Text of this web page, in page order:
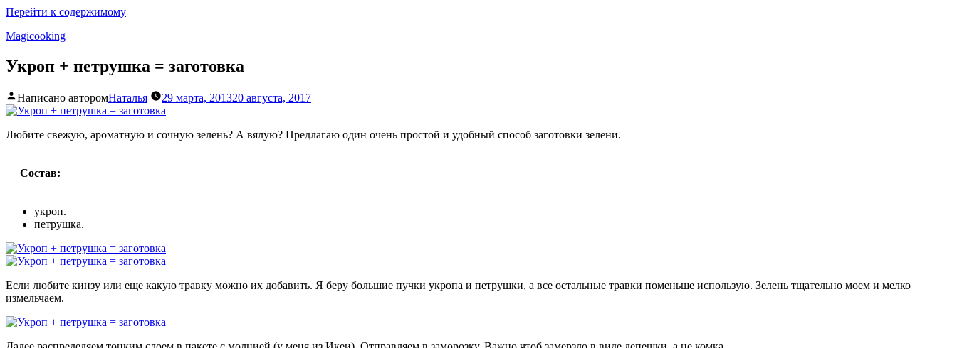
Перейти к содержимому
Magicooking
Укроп + петрушка = заготовка
Написано авторомНаталья 29 марта, 201320 августа, 2017
Любите свежую, ароматную и сочную зелень? А вялую? Предлагаю один очень простой и удобный способ заготовки зелени.
Состав:
укроп.
петрушка.
Если любите кинзу или еще какую травку можно их добавить. Я беру большие пучки укропа и петрушки, а все остальные травки поменьше использую. Зелень тщательно моем и мелко
измельчаем.